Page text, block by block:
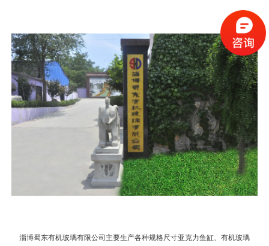
淄博蜀东有机玻璃有限公司主要生产各种规格尺寸亚克力鱼缸、有机玻璃